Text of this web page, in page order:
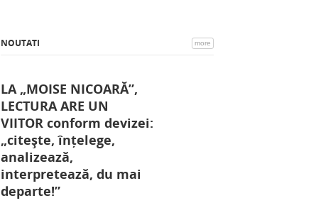
NOUTATI more
LA „MOISE NICOARĂ”,
LECTURA ARE UN
VIITOR conform devizei:
„citește, înțelege,
analizează,
interpretează, du mai
departe!”